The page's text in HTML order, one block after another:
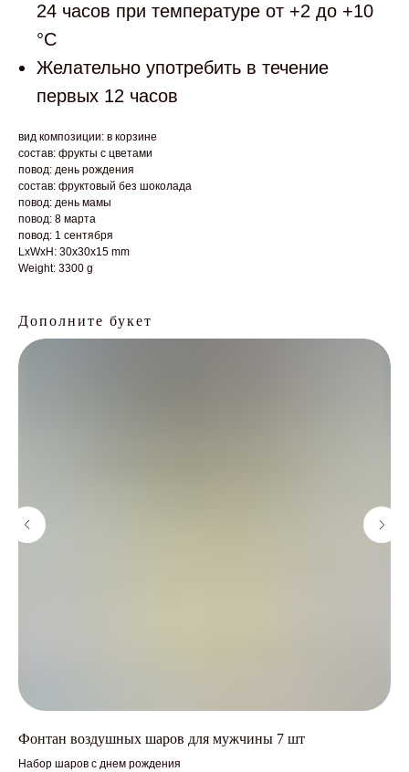
24 часов при температуре от +2 до +10
°С
Желательно употребить в течение
первых 12 часов
вид композиции: в корзине
состав: фрукты с цветами
повод: день рождения
состав: фруктовый без шоколада
повод: день мамы
повод: 8 марта
повод: 1 сентября
LxWxH: 30x30x15 mm
Weight: 3300 g
Дополните букет
Фонтан воздушных шаров для мужчины 7 шт
Набор шаров с днем рождения